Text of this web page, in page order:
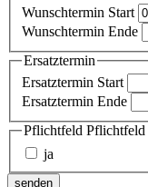
Wunschtermin Start
Wunschtermin Ende
Ersatztermin
Ersatztermin Start
Ersatztermin Ende
Pflichtfeld Pflichtfeld
ja
senden